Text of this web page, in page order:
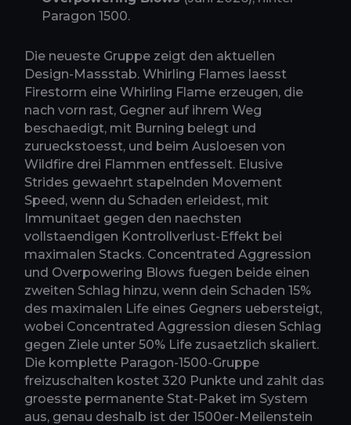
Paragon 1500.
Die neueste Gruppe zeigt den aktuellen
Design-Massstab. Whirling Flames laesst
Firestorm eine Whirling Flame erzeugen, die
nach vorn rast, Gegner auf ihrem Weg
beschaedigt, mit Burning belegt und
zurueckstoesst, und beim Ausloesen von
Wildfire drei Flammen entfesselt. Elusive
Strides gewaehrt stapelnden Movement
Speed, wenn du Schaden erleidest, mit
Immunitaet gegen den naechsten
vollstaendigen Kontrollverlust-Effekt bei
maximalen Stacks. Concentrated Aggression
und Overpowering Blows fuegen beide einen
zweiten Schlag hinzu, wenn dein Schaden 15%
des maximalen Life eines Gegners uebersteigt,
wobei Concentrated Aggression diesen Schlag
gegen Ziele unter 50% Life zusaetzlich skaliert.
Die komplette Paragon-1500-Gruppe
freizuschalten kostet 320 Punkte und zahlt das
groesste permanente Stat-Paket im System
aus, genau deshalb ist der 1500er-Meilenstein